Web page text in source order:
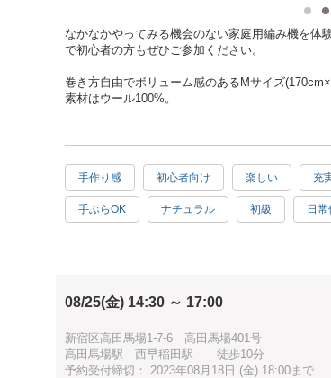
なかなかやってみる機会のない家庭用編み機を体
で初心者の方もぜひご参加ください。
巻き方自由でボリューム感のあるMサイズ
素材はウール100%。
期間限定のワークショップとなっておりますので
手作り感 初心者向け 楽しい 充
手ぶらOK ナチュラル 初級 日
08/25(金) 14:30 ～ 17:00
新宿区高田馬場1-7-6 高田馬場401号
高田馬場駅 西早稲田駅 徒歩10分
予約受付締切： 2023年08月18日 (金) 18:00まで